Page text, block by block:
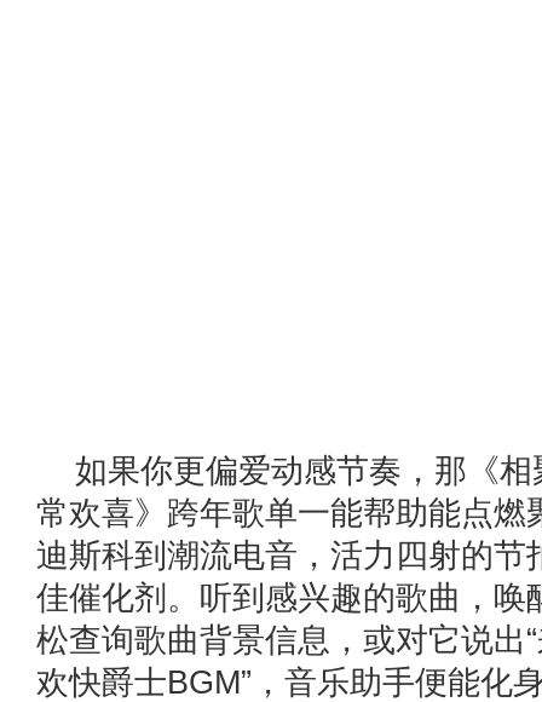
如果你更偏爱动感节奏，那《
常欢喜》跨年歌单一能帮助能点燃
迪斯科到潮流电音，活力四射的节
佳催化剂。听到感兴趣的歌曲，唤
松查询歌曲背景信息，或对它说出
欢快爵士BGM”，音乐助手便能化